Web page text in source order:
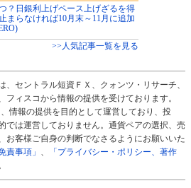
？日銀利上げペース上げざるを得
まらなければ10月末～11月に追加
>>人気記事一覧を見る
、セントラル短資ＦＸ、クォンツ・リサーチ、
フィスコから情報の提供を受けております。
情報の提供を目的として運営しており、投
では運営しておりません。通貨ペアの選択、売
お客様ご自身の判断でなさるようにお願いいた
責事項」
「プライバシー・ポリシー、著作